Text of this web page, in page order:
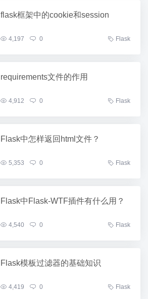
flask框架中的cookie和session
4,197 0 Flask
​requirements文件的作用
4,912 0 Flask
Flask中怎样返回html文件？
5,353 0 Flask
Flask中Flask-WTF插件有什么用？
4,540 0 Flask
Flask模板过滤器的基础知识
4,419 0 Flask